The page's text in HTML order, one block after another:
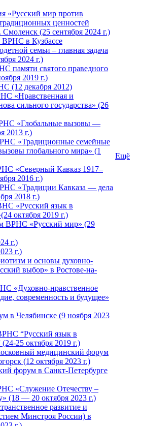
«Русский мир против
ценностей
(25 сентября 2024 г.)
в Кузбассе
семьи – главная задача
2024 г.)
памяти святого праведного
2019 г.)
(12 декабря 2012)
«Нравственная и
сильного государства» (26
«Глобальные вызовы —
2013 г.)
«Традиционные семейные
глобального мира» (1
«Северный Кавказ 1917–
2016 г.)
«Традиции Кавказа — дела
2018 г.)
«Русский язык в
октября 2019 г.)
ВРНС «Русский мир» (29
г.)
г.)
и основы духовно-
выбор» в Ростове-на-
«Духовно-нравственное
современность и будущее»
в Челябинске (9 ноября 2023
“Русский язык в
25 октября 2019 г.)
медицинский форум
(12 октября 2023 г.)
форум в Санкт-Петербурге
«Служение Отечеству –
(18 — 20 октября 2023 г.)
развитие и
Минстроя России) в
Ещё